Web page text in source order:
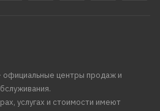
центры продаж и
услугах и стоимости имеют